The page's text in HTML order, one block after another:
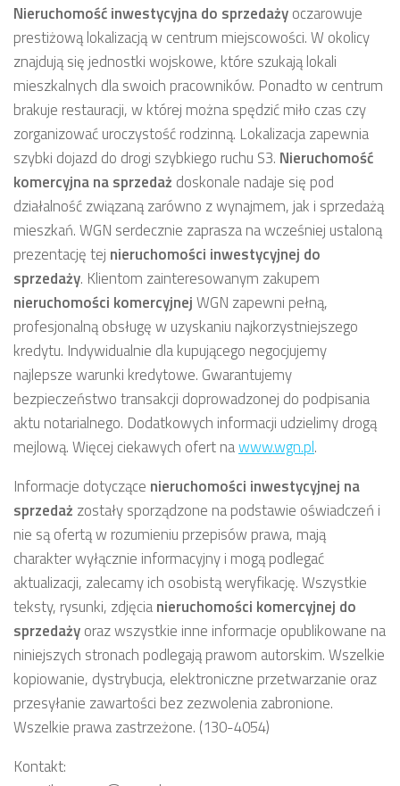
Nieruchomość inwestycyjnado sprzedażyoczarowuje
prestiżową lokalizacją w centrum miejscowości. W okolicy
znajdują się jednostki wojskowe, które szukają lokali
mieszkalnych dla swoich pracowników. Ponadto w centrum
brakuje restauracji, w której można spędzić miło czas czy
zorganizować uroczystość rodzinną. Lokalizacja zapewnia
szybki dojazd do drogi szybkiego ruchu S3. Nieruchomość
komercyjnana sprzedaż doskonale nadaje się pod
działalność związaną zarówno z wynajmem, jak i sprzedażą
mieszkań. WGN serdecznie zaprasza na wcześniej ustaloną
prezentację tej nieruchomości inwestycyjnej do
sprzedaży. Klientom zainteresowanym zakupem
nieruchomości komercyjnejWGN zapewni pełną,
profesjonalną obsługę w uzyskaniu najkorzystniejszego
kredytu. Indywidualnie dla kupującego negocjujemy
najlepsze warunki kredytowe. Gwarantujemy
bezpieczeństwo transakcji doprowadzonej do podpisania
aktu notarialnego. Dodatkowych informacji udzielimy drogą
mejlową. Więcej ciekawych ofert nawww.wgn.pl.
Informacje dotyczące nieruchomości inwestycyjnej na
sprzedaż zostały sporządzone na podstawie oświadczeń i
nie są ofertą w rozumieniu przepisów prawa, mają
charakter wyłącznie informacyjny i mogą podlegać
aktualizacji, zalecamy ich osobistą weryfikację. Wszystkie
teksty, rysunki, zdjęcianieruchomości komercyjnej do
sprzedażyoraz wszystkie inne informacje opublikowane na
niniejszych stronach podlegają prawom autorskim. Wszelkie
kopiowanie, dystrybucja, elektroniczne przetwarzanie oraz
przesyłanie zawartości bez zezwolenia zabronione.
Wszelkie prawa zastrzeżone. (130-4054)
Kontakt: